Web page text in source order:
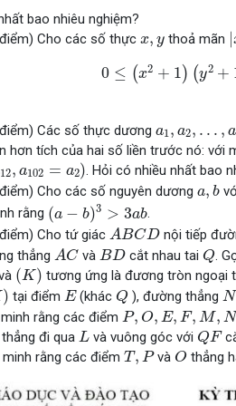
bao nhiêu nghiệm?
Cho các số thực x, y
x, y thoả mãn |
|
0 ≤ (x2 + 1) (y2 +
0 (x 2 +1 y2+1 )+
Các số thực dương a1, a2, … , a
a1 a2
hơn tích của hai số liền trước nó: với
12, a102 = a2)
a 2 ) . Hỏi có nhiều nhất bao
Cho các số nguyên dương a, b
a b
rằng (a − b)3 > 3ab
( )3> ab
.
Cho tứ giác ABCD
A BCD nội tiếp
thẳng AC
AC và BD
BD cắt nhau tai Q
Q.
(K)
(K) tương ứng là đương tròn ngoại
) tại điểm E
E(khác Q
Q ), đường thẳngN
N
rằng các điểm P, O, E, F, M, N
P,O ,E ,M,N
đi qua L
L và vuông góc với QF
QF
minh rằng các điểmT , P
T,P và O
O thẳng